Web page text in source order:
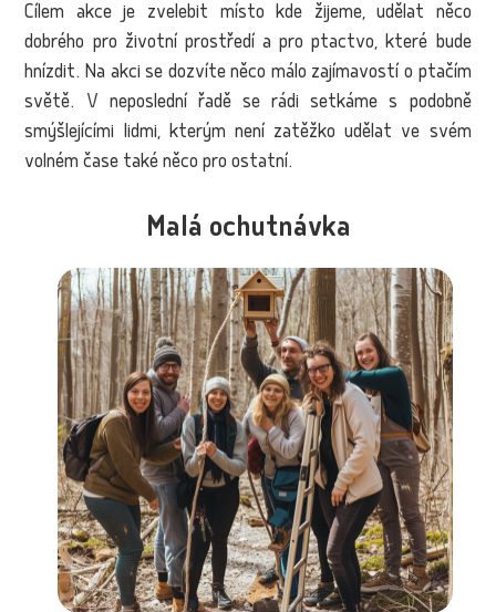
Cílem akce je zvelebit místo kde žijeme, udělat něco
dobrého pro životní prostředí a pro ptactvo, které bude
hnízdit. Na akci se dozvíte něco málo zajímavostí o ptačím
světě. V neposlední řadě se rádi setkáme s podobně
smýšlejícími lidmi, kterým není zatěžko udělat ve svém
volném čase také něco pro ostatní.
Malá ochutnávka